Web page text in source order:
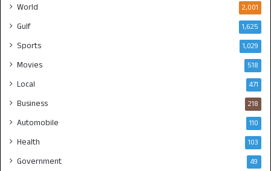
World 2,001
Gulf 1,625
Sports 1,029
Movies 518
Local 471
Business 218
Automobile 110
Health 103
Government 49